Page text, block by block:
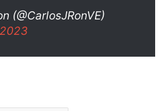
(@CarlosJRonVE)